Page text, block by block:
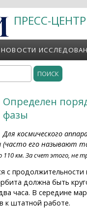
ПРЕСС-
Определен
фазы
Для космического
его называют
110 км. За счет этого,
с продолжительности
должна быть
часа. В середине
к штатной работе.